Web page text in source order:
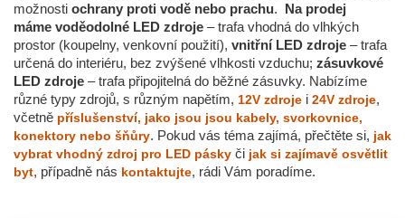
možnosti ochrany proti vodě nebo prachu. Na prodej
máme voděodolné LED zdroje – trafa vhodná do vlhkých
prostor (koupelny, venkovní použití), vnitřní LED zdroje – trafa
určená do interiéru, bez zvýšené vlhkosti vzduchu; zásuvkové
LED zdroje – trafa připojitelná do běžné zásuvky. Nabízíme
různé typy zdrojů, s různým napětím, 12V zdroje i 24V zdroje,
včetně příslušenství, jako jsou jsou kabely, svorkovnice,
konektory nebo šňůry. Pokud vás téma zajímá, přečtěte si, jak
vybrat vhodný zdroj pro LED pásky či jak si zajímavě osvětlit
byt, případně nás kontaktujte, rádi Vám poradíme.